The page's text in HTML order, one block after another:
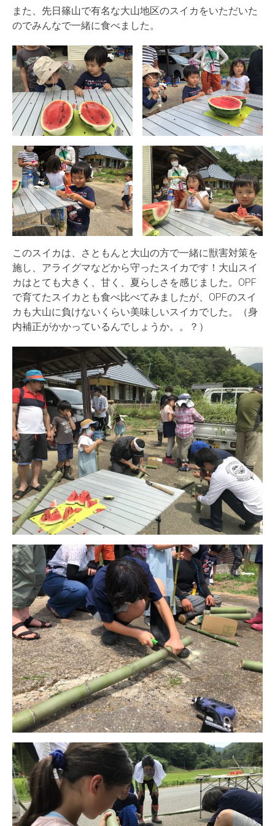
また、先日篠山で有名な大山地区のスイカをいただいた
のでみんなで一緒に食べました。
このスイカは、さともんと大山の方で一緒に獣害対策を
施し、アライグマなどから守ったスイカです！大山スイ
カはとても大きく、甘く、夏らしさを感じました。OPF
で育てたスイカとも食べ比べてみましたが、OPFのスイ
カも大山に負けないくらい美味しいスイカでした。（身
内補正がかかっているんでしょうか。。？）